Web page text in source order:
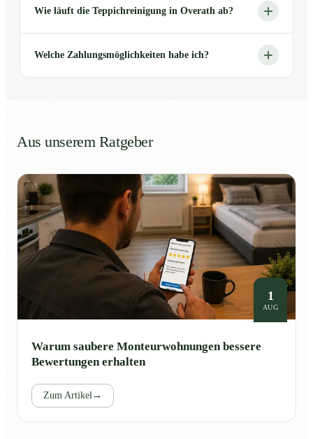
Wie läuft die Teppichreinigung in Overath ab?
Welche Zahlungsmöglichkeiten habe ich?
Aus unserem Ratgeber
1
AUG
Warum saubere Monteurwohnungen bessere
Bewertungen erhalten
Zum Artikel→